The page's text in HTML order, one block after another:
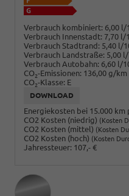
Verbrauch kombiniert: 6,00 l/
Verbrauch Innenstadt: 7,70 l/
Verbrauch Stadtrand: 5,40 l/
Verbrauch Landstraße: 5,00
Verbrauch Autobahn: 6,60 l/
CO2-Emissionen: 136,00 g/km
CO2-Klasse: E
DOWNLOAD
Energiekosten bei 15.000 km
CO2 Kosten (niedrig) (Kosten
CO2 Kosten (mittel) (Kosten
CO2 Kosten (hoch) (Kosten
Jahressteuer: 107,- €